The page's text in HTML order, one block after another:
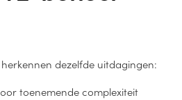
dezelfde uitdagingen:
toenemende complexiteit